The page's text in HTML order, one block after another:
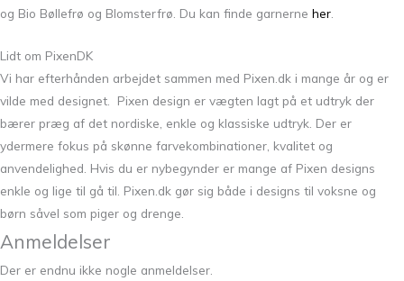
og Bio Bøllefrø og Blomsterfrø. Du kan finde garnerne her
Lidt om PixenDK
Vi har efterhånden arbejdet sammen med Pixen.dk i mange år og er
vilde med designet. Pixen design er vægten lagt på et udtryk der
bærer præg af det nordiske, enkle og klassiske udtryk. Der er
ydermere fokus på skønne farvekombinationer, kvalitet og
anvendelighed. Hvis du er nybegynder er mange af Pixen designs
enkle og lige til gå til. Pixen.dk gør sig både i designs til voksne og
børn såvel som piger og drenge.
Anmeldelser
Der er endnu ikke nogle anmeldelser.